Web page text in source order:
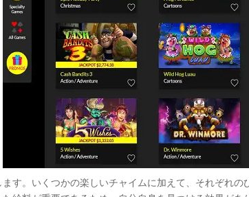
す。いくつかの楽しいチャイムに加えて、それぞれ